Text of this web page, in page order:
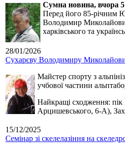
Сумна новина, вчора
Перед його 85-річним
Володимир
харківського та
28/01/2026
Сухарєву Володимиру
Майстер спорту з
учбової частини
Найкращі сходження:
Арцишевського, 6-А),
15/12/2025
Семінар зі скелелазіння на